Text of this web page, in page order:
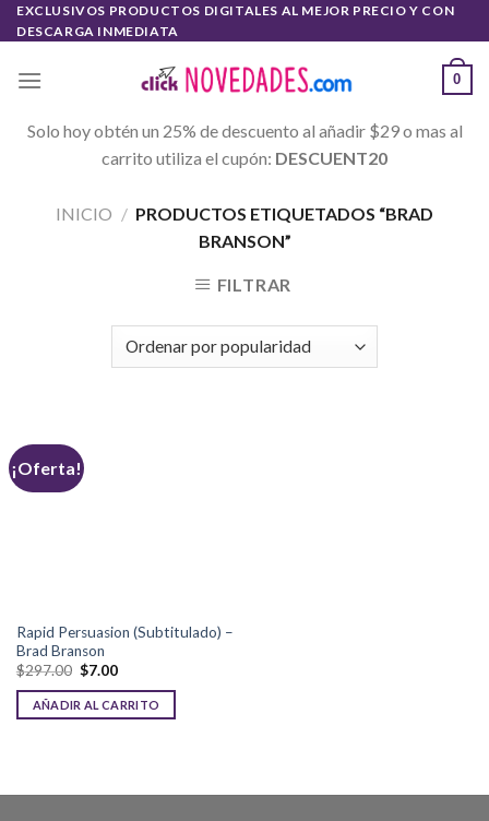
Skip
to
EXCLUSIVOS PRODUCTOS DIGITALES AL MEJOR PRECIO Y CON
DESCARGA INMEDIATA
0
Solo hoy obtén un 25% de descuento al añadir $29 o mas al
carrito utiliza el cupón: DESCUENT20
INICIO / PRODUCTOS ETIQUETADOS “BRAD
BRANSON”
FILTRAR
¡Oferta!
Rapid Persuasion (Subtitulado) –
Brad Branson
$297.00 $7.00
AÑADIR AL CARRITO